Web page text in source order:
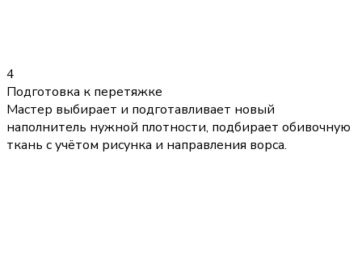
4
Подготовка к перетяжке
Мастер выбирает и подготавливает новый
наполнитель нужной плотности, подбирает обивочную
ткань с учётом рисунка и направления ворса.